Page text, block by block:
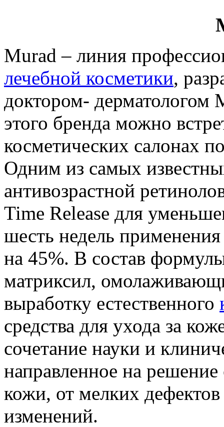
Murad – линия
лечебной косметики,
доктором- дерматологом
этого бренда можно
косметических салонах
Одним из самых
антивозрастной
Time Release для
шесть недель
на 45%. В состав
матриксил,
выработку естественного
средства для ухода за
сочетание науки и
направленное на
кожи, от мелких
изменений.